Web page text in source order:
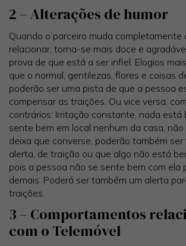
2 – Alterações de humor
Quando o parceiro muda completamente
relacionar, torna-se mais doce e
prova de que está a ser infiel. Elogios
que o normal, gentilezas, flores e coisas
poderão ser uma pista de que a pessoa
compensar as traições. Ou vice versa,
contrários: Irritação constante, nada está
sente bem em local nenhum da casa,
deixa que converse, poderão também
alerta, de traição ou que algo não está
pois a pessoa não se sente bem com ela
demais. Poderá ser também um alerta
traições.
3 – Comportamentos
com o Telemóvel